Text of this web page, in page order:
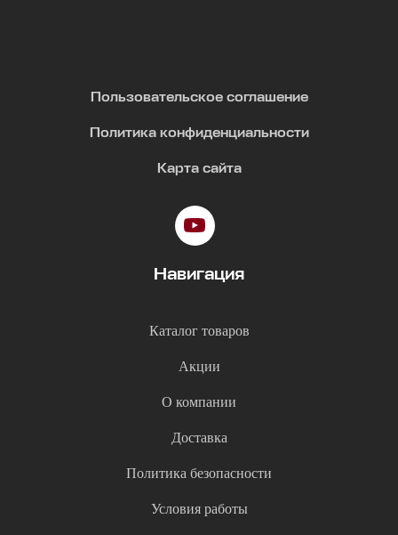
Пользовательское соглашение
Политика конфиденциальности
Карта сайта
Навигация
Каталог товаров
Акции
О компании
Доставка
Политика безопасности
Условия работы